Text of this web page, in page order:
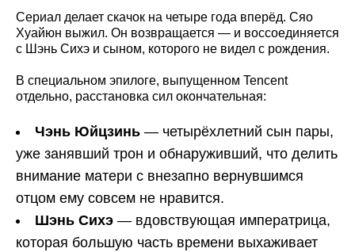
Сериал делает скачок на четыре года вперёд. Сяо
Хуайюн выжил. Он возвращается — и воссоединяется
с Шэнь Сихэ и сыном, которого не видел с рождения.
В специальном эпилоге, выпущенном Tencent
отдельно, расстановка сил окончательная:
Чэнь Юйцзинь — четырёхлетний сын пары,
уже занявший трон и обнаруживший, что делить
внимание матери с внезапно вернувшимся
отцом ему совсем не нравится.
Шэнь Сихэ — вдовствующая императрица,
которая большую часть времени выхаживает